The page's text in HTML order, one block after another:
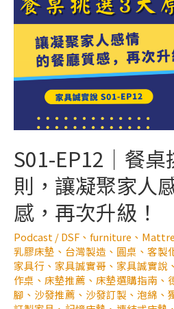
S01-EP12｜餐
則，讓凝聚家人
感，再次升級！
Podcast /DSF 、 furniture 、
乳膠床墊 、 台灣製造 、 圓桌 、 客製
家具行 、 家具誠實哥 、 家具誠實說 、
作桌 、 床墊推薦 、 床墊選購指南 、
腳 、 沙發推薦 、 沙發訂製 、 泡綿 、